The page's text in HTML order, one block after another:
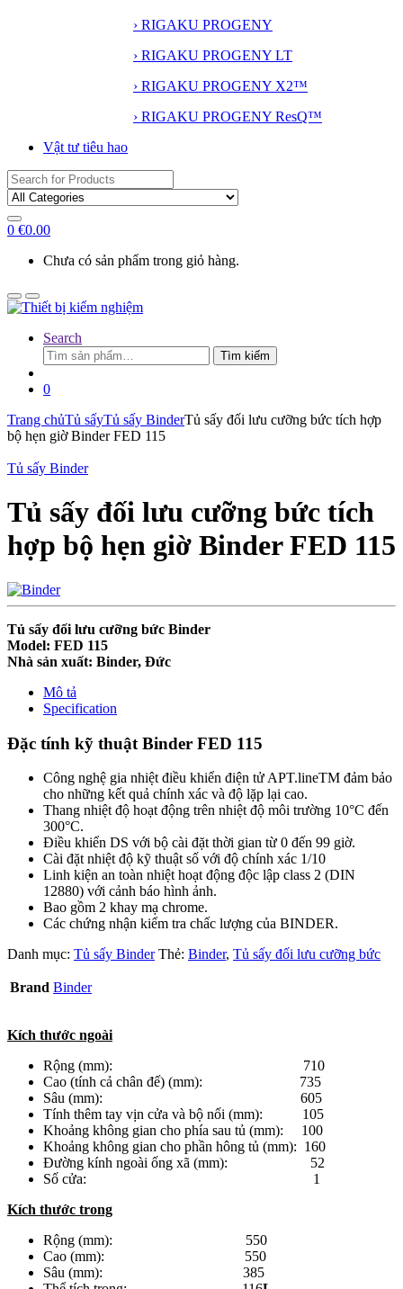
› RIGAKU PROGENY
› RIGAKU PROGENY LT
› RIGAKU PROGENY X2™
› RIGAKU PROGENY ResQ™
Vật tư tiêu hao
Search
for:
0 €0.00
Chưa có sản phẩm trong giỏ hàng.
Search
Tìm
kiếm:
Tìm kiếm
0
Trang chủTủ sấyTủ sấy BinderTủ sấy đối lưu cưỡng bức tích hợp
bộ hẹn giờ Binder FED 115
Tủ sấy Binder
Tủ sấy đối lưu cưỡng bức tích
hợp bộ hẹn giờ Binder FED 115
Tủ sấy đối lưu cưỡng bức Binder
Model: FED 115
Nhà sản xuất: Binder, Đức
Mô tả
Specification
Đặc tính kỹ thuật Binder FED 115
Công nghệ gia nhiệt điều khiển điện tử APT.lineTM đảm bảo
cho những kết quả chính xác và độ lặp lại cao.
Thang nhiệt độ hoạt động trên nhiệt độ môi trường 10°C đến
300°C.
Điều khiển DS với bộ cài đặt thời gian từ 0 đến 99 giờ.
Cài đặt nhiệt độ kỹ thuật số với độ chính xác 1/10
Linh kiện an toàn nhiệt hoạt động độc lập class 2 (DIN
12880) với cảnh báo hình ảnh.
Bao gồm 2 khay mạ chrome.
Các chứng nhận kiểm tra chấc lượng của BINDER.
Danh mục: Tủ sấy Binder Thẻ: Binder, Tủ sấy đối lưu cưỡng bức
Brand Binder
Kích thước ngoài
Rộng (mm): 710
Cao (tính cả chân đế) (mm): 735
Sâu (mm): 605
Tính thêm tay vịn cửa và bộ nối (mm): 105
Khoảng không gian cho phía sau tủ (mm): 100
Khoảng không gian cho phần hông tủ (mm): 160
Đường kính ngoài ống xã (mm): 52
Số cửa: 1
Kích thước trong
Rộng (mm): 550
Cao (mm): 550
Sâu (mm): 385